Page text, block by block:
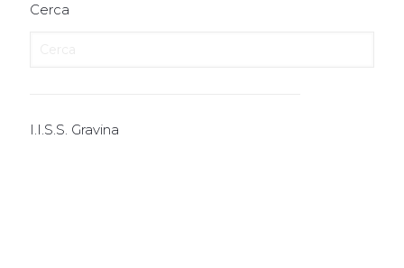
Cerca
I.I.S.S. Gravina